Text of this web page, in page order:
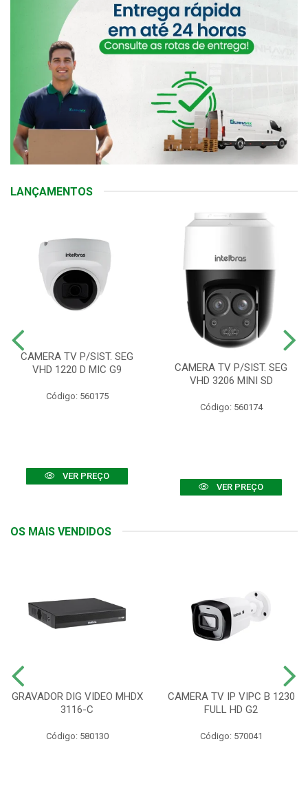
LANÇAMENTOS
CAMERA TV P/SIST. SEG
VHD 1220 D MIC G9
Código: 560175
VER PREÇO
CAMERA TV P/SIST. SEG
VHD 3206 MINI SD
Código: 560174
VER PREÇO
OS MAIS VENDIDOS
GRAVADOR DIG VIDEO MHDX
3116-C
Código: 580130
CAMERA TV IP VIPC B 1230
FULL HD G2
Código: 570041